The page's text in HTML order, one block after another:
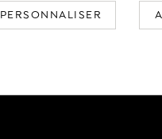
PERSONNALISER